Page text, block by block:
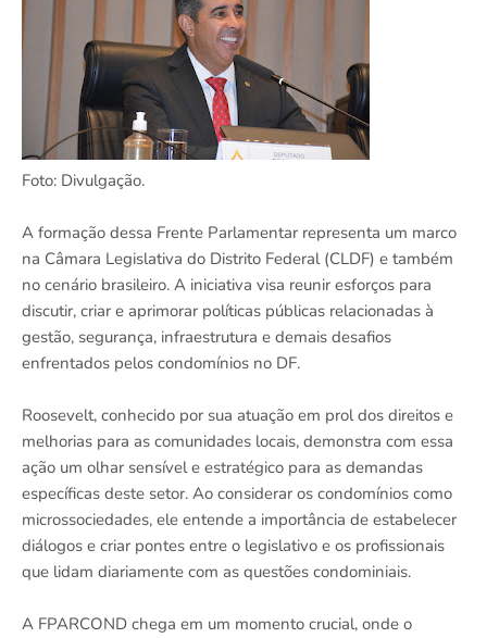
Foto: Divulgação.
A formação dessa Frente Parlamentar representa um marco
na Câmara Legislativa do Distrito Federal (CLDF) e também
no cenário brasileiro. A iniciativa visa reunir esforços para
discutir, criar e aprimorar políticas públicas relacionadas à
gestão, segurança, infraestrutura e demais desafios
enfrentados pelos condomínios no DF.
Roosevelt, conhecido por sua atuação em prol dos direitos e
melhorias para as comunidades locais, demonstra com essa
ação um olhar sensível e estratégico para as demandas
específicas deste setor. Ao considerar os condomínios como
microssociedades, ele entende a importância de estabelecer
diálogos e criar pontes entre o legislativo e os profissionais
que lidam diariamente com as questões condominiais.
A FPARCOND chega em um momento crucial, onde o